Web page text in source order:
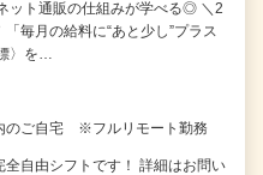
ット通販の仕組みが学べる◎ ＼2
毎月の給料に“あと少し”プラス
〉を…
のご自宅 ※フルリモート勤務
全自由シフトです！ 詳細はお問い